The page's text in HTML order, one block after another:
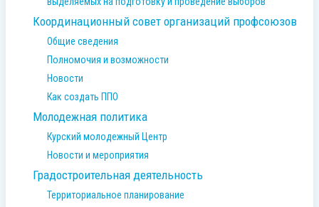
Координационный совет организаций профсоюзов
Общие сведения
Полномочия и возможности
Новости
Как создать ППО
Молодежная политика
Курский молодежный Центр
Новости и мероприятия
Градостроительная деятельность
Территориальное планирование